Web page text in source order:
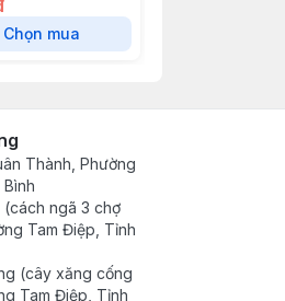
Chọn mua
Thành, Phường
(cách ngã 3 chợ
Tam Điệp, Tỉnh
(cây xăng cống
Tam Điệp, Tỉnh